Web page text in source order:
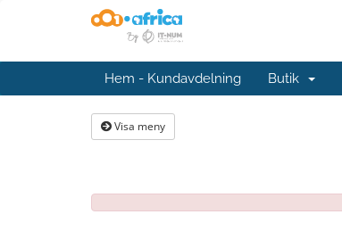
Hem - Kundavdelning Butik
Visa meny